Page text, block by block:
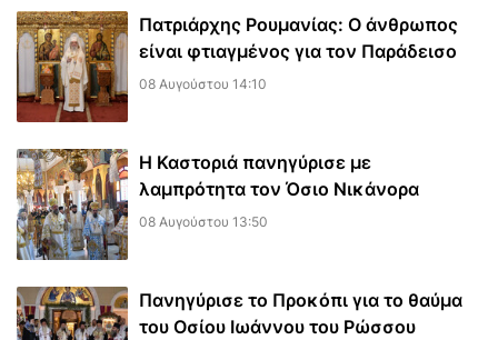
Πατριάρχης Ρουμανίας: Ο άνθρωπος
είναι φτιαγμένος για τον Παράδεισο
08 Αυγούστου 14:10
Η Καστοριά πανηγύρισε με
λαμπρότητα τον Όσιο Νικάνορα
08 Αυγούστου 13:50
Πανηγύρισε το Προκόπι για το θαύμα
του Οσίου Ιωάννου του Ρώσσου